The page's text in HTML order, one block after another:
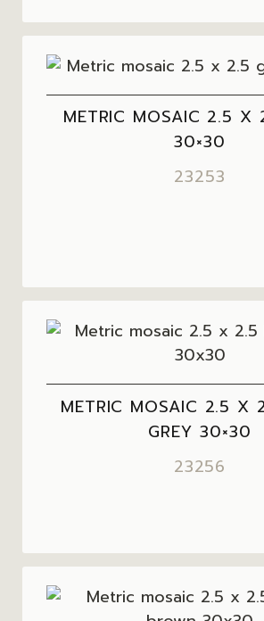
METRIC MOSAIC 2.5 X
30×30
23253
METRIC MOSAIC 2.5 X
GREY 30×30
23256